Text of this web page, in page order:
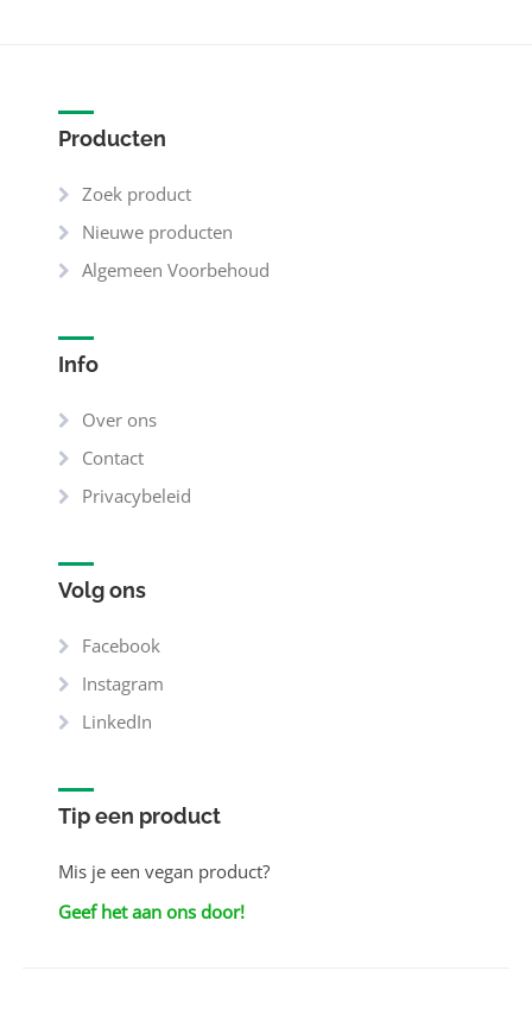
Producten
Zoek product
Nieuwe producten
Algemeen Voorbehoud
Info
Over ons
Contact
Privacybeleid
Volg ons
Facebook
Instagram
LinkedIn
Tip een product
Mis je een vegan product?
Geef het aan ons door!